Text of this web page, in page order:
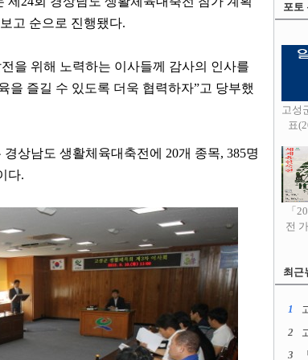
고 순으로 진행됐다.
을 위해 노력하는 이사들께 감사의 인사를
을 즐길 수 있도록 더욱 협력하자”고 당부했
상남도 생활체육대축전에 20개 종목, 385명
다.
포토
고성
표
「
전
최근
1
2
3